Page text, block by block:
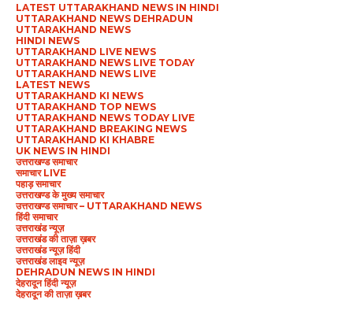
LATEST UTTARAKHAND NEWS IN HINDI
UTTARAKHAND NEWS DEHRADUN
UTTARAKHAND NEWS
HINDI NEWS
UTTARAKHAND LIVE NEWS
UTTARAKHAND NEWS LIVE TODAY
UTTARAKHAND NEWS LIVE
LATEST NEWS
UTTARAKHAND KI NEWS
UTTARAKHAND TOP NEWS
UTTARAKHAND NEWS TODAY LIVE
UTTARAKHAND BREAKING NEWS
UTTARAKHAND KI KHABRE
UK NEWS IN HINDI
उत्तराखण्ड समाचार
समाचार LIVE
पहाड़ समाचार
उत्तराखण्ड के मुख्य समाचार
उत्तराखण्ड समाचार – UTTARAKHAND NEWS
हिंदी समाचार
उत्तराखंड न्यूज़
उत्तराखंड की ताज़ा ख़बर
उत्तराखंड न्यूज़ हिंदी
उत्तराखंड लाइव न्यूज़
DEHRADUN NEWS IN HINDI
देहरादून हिंदी न्यूज़
देहरादून की ताज़ा ख़बर